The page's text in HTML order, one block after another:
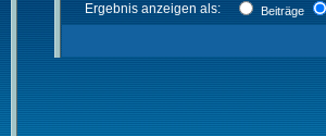
Ergebnis anzeigen als: Beiträge